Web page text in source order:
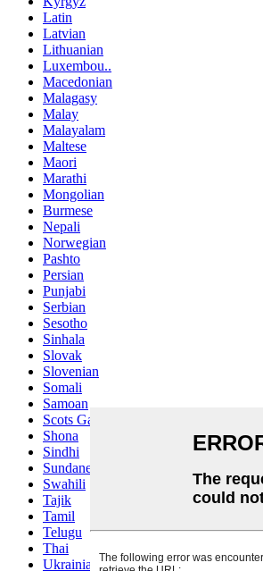
Latin
Latvian
Lithuanian
Luxembou..
Macedonian
Malagasy
Malay
Malayalam
Maltese
Maori
Marathi
Mongolian
Burmese
Nepali
Norwegian
Pashto
Persian
Punjabi
Serbian
Sesotho
Sinhala
Slovak
Slovenian
Somali
Samoan
Scots Gaelic
Shona
Sindhi
Sundanese
Swahili
Tajik
Tamil
Telugu
Thai
Ukrainian